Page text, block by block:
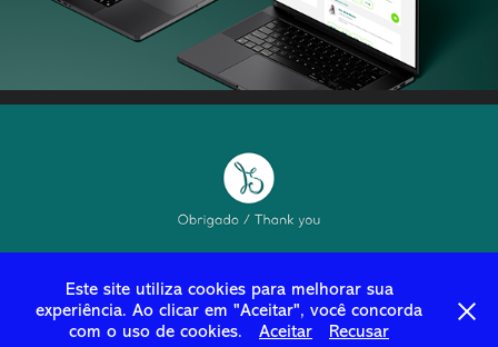
Powered byAdobe Portfolio
Este site utiliza cookies para melhorar sua
experiência. Ao clicar em "Aceitar", você concorda
com o uso de cookies.
Aceitar Recusar